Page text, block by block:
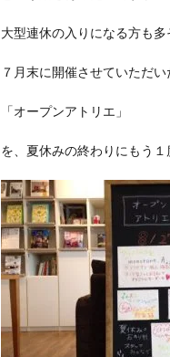
大型連休の入りになる方も
７月末に開催させていただい
「オープンアトリエ」
を、夏休みの終わりにもう